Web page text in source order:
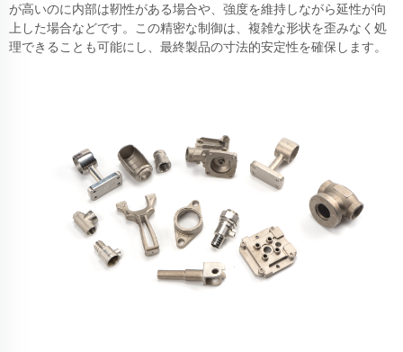
が高いのに内部は靭性がある場合や、強度を維持しながら延性が向
上した場合などです。この精密な制御は、複雑な形状を歪みなく処
理できることも可能にし、最終製品の寸法的安定性を確保します。